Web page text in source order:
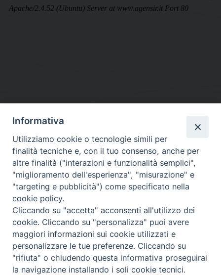
DIOCESI SUBURBICARIA DI ALBANO
Contatti:Tel.: 06.93268401 - Fax.: 06.9323844
E-mail:curia@diocesidialbano.it
Orari: dal Lunedì al Venerdì Ore: 9:00 - 13:00
Lunedì, Mercoledì e Venerdì, Ore 9:30 - 12:30
Diocesi Suburbicaria di Albano
Copyright © 2021
Informativa
Utilizziamo cookie o tecnologie simili per
finalità tecniche e, con il tuo consenso, anche per
altre finalità ("interazioni e funzionalità semplici",
"miglioramento dell'esperienza", "misurazione" e
"targeting e pubblicità") come specificato nella
cookie policy.
Cliccando su "accetta" acconsenti all'utilizzo dei
cookie. Cliccando su "personalizza" puoi avere
maggiori informazioni sui cookie utilizzati e
personalizzare le tue preferenze. Cliccando su
"rifiuta" o chiudendo questa informativa proseguirai
la navigazione installando i soli cookie tecnici.